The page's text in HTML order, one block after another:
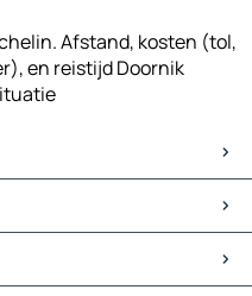
Afstand, kosten (tol,
en reistijd Doornik